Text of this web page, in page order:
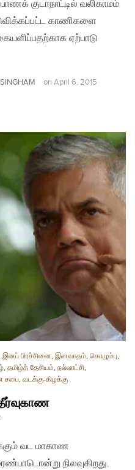
குடாநாட்டில் வலிகாமம்
காணிகளை
ஏற்பாடு
on April 6, 2015
இனப் பிரச்சினை, இனவாதம், கொழும்பு,
, தமிழ்த் தேசியம், நல்லாட்சி,
சபை, வடக்கு-கிழக்கு
வட மாகாண
நிலவுகிறது.